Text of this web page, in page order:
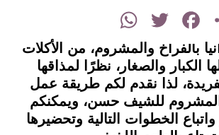
Facebook
Twitter
WhatsApp
بالفراخ والمشروم، من الأكلات
الكبار والصغار، نظرًا لمذاقها
لذا نقدم لكم طريقة عمل
والمشروم للشيف حسن، ويمكنكم
الخطوات التالية وتحضيرها